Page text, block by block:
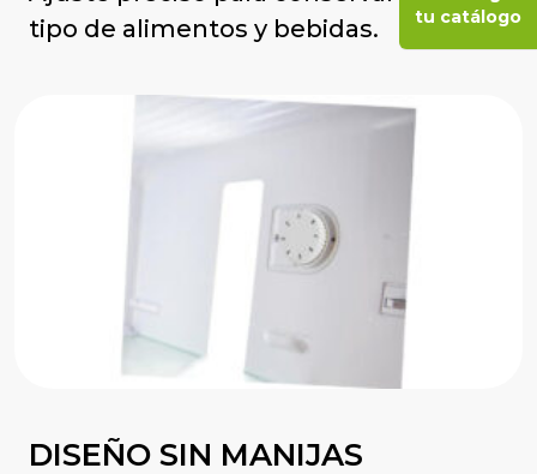
tu catálogo
tipo de alimentos y bebidas.
DISEÑO SIN MANIJAS